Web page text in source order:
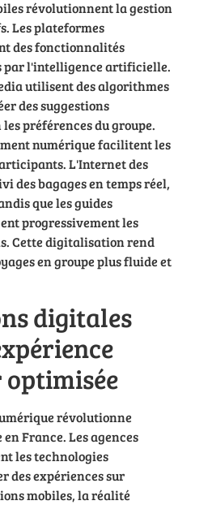
révolutionnent la gestion
Les plateformes
des fonctionnalités
par l'intelligence artificielle.
utilisent des algorithmes
des suggestions
préférences du groupe.
numérique facilitent les
L'Internet des
des bagages en temps réel,
que les guides
progressivement les
Cette digitalisation rend
en groupe plus fluide et
digitales
révolutionne
France. Les agences
les technologies
des expériences sur
mobiles, la réalité